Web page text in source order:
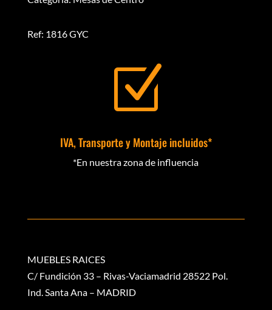
Ref: 1816 GYC
Z
IVA, Transporte y Montaje incluidos*
*En nuestra zona de influencia
MUEBLES RAICES
C/ Fundición 33 – Rivas-Vaciamadrid 28522 Pol.
Ind. Santa Ana – MADRID